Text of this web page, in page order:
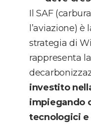
Il SAF
l’aviazione)
strategia di
rappresenta
investito
impiegando
tecnologici